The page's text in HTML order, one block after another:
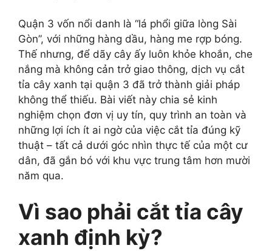
Quận 3 vốn nổi danh là “lá phổi giữa lòng Sài
Gòn”, với những hàng dầu, hàng me rợp bóng.
Thế nhưng, để dãy cây ấy luôn khỏe khoắn, che
nắng mà không cản trở giao thông, dịch vụ cắt
tỉa cây xanh tại quận 3 đã trở thành giải pháp
không thể thiếu. Bài viết này chia sẻ kinh
nghiệm chọn đơn vị uy tín, quy trình an toàn và
những lợi ích ít ai ngờ của việc cắt tỉa đúng kỹ
thuật – tất cả dưới góc nhìn thực tế của một cư
dân, đã gắn bó với khu vực trung tâm hơn mười
năm qua.
Vì sao phải cắt tỉa cây
xanh định kỳ?